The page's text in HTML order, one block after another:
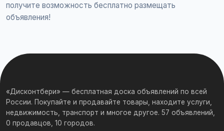
получите возможность бесплатно размещать
объявления!
«Дисконтбери» — бесплатная доска объявлений по всей
России. Покупайте и продавайте товары, находите услуги,
недвижимость, транспорт и многое другое. 57 объявлений,
0 продавцов, 10 городов.